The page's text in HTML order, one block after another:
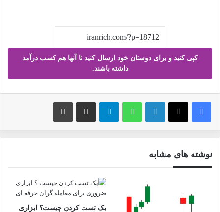
کپی کنید و برای دوستان خود ارسال کنید تا آنها هم کسب درآمد
داشته باشند.
فیس بوک X لینکدین واتس آپ تلگرام ارسال ایمیل چاپ
نوشته های مشابه
بک تست کردن چیست؟ ابزاری